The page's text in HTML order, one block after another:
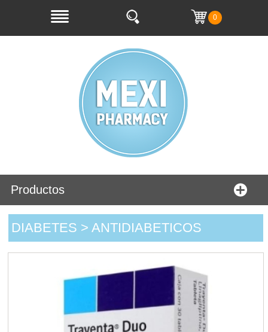
0
Productos
DIABETES > ANTIDIABETICOS